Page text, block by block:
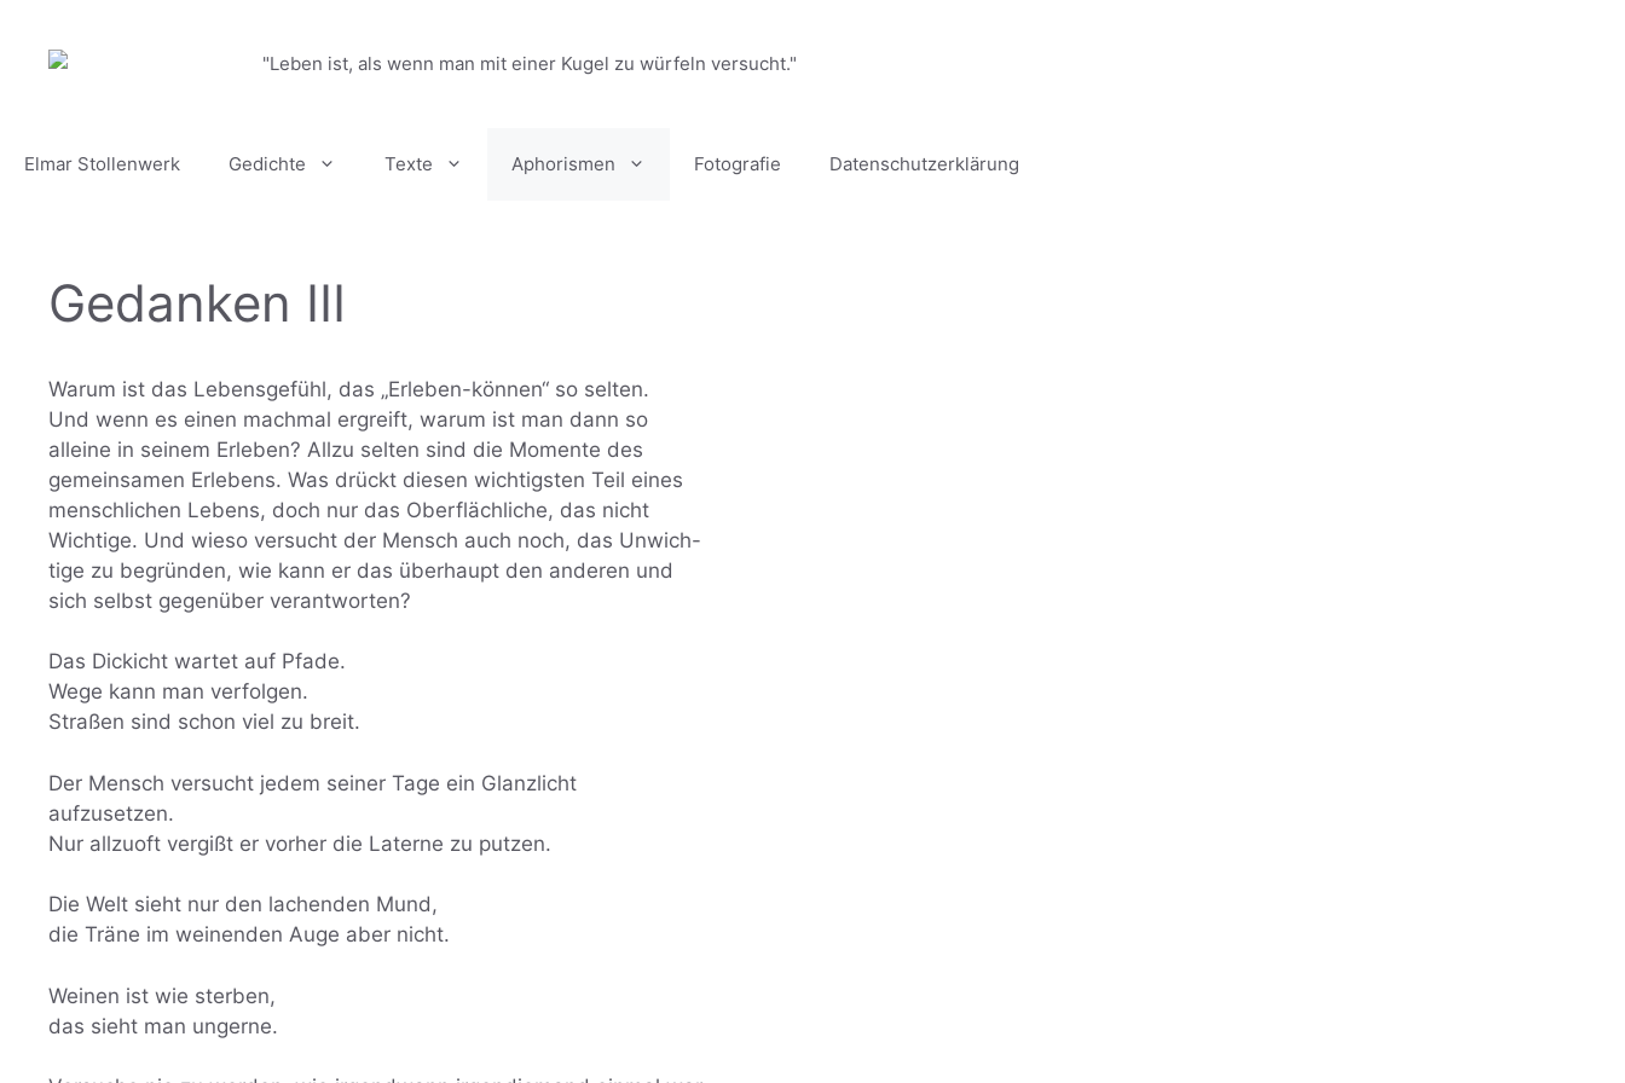
Inhalt
springen
"Leben ist, als wenn man mit einer Kugel zu würfeln versucht."
Elmar Stollenwerk Gedichte Texte Aphorismen Fotografie Datenschutzerklärung
Gedanken III
Warum ist das Lebensgefühl, das „Erleben-können“ so selten.
Und wenn es einen machmal ergreift, warum ist man dann so
alleine in seinem Erleben? Allzu selten sind die Momente des
gemeinsamen Erlebens. Was drückt diesen wichtigsten Teil eines
menschlichen Lebens, doch nur das Oberflächliche, das nicht
Wichtige. Und wieso versucht der Mensch auch noch, das Unwich-
tige zu begründen, wie kann er das überhaupt den anderen und
sich selbst gegenüber verantworten?
Das Dickicht wartet auf Pfade.
Wege kann man verfolgen.
Straßen sind schon viel zu breit.
Der Mensch versucht jedem seiner Tage ein Glanzlicht
aufzusetzen.
Nur allzuoft vergißt er vorher die Laterne zu putzen.
Die Welt sieht nur den lachenden Mund,
die Träne im weinenden Auge aber nicht.
Weinen ist wie sterben,
das sieht man ungerne.